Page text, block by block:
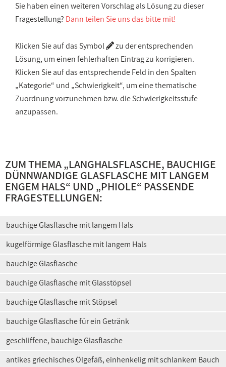
Sie haben einen weiteren Vorschlag als Lösung zu dieser
Fragestellung? Dann teilen Sie uns das bitte mit!
Klicken Sie auf das Symbol
zu der entsprechenden
Lösung, um einen fehlerhaften Eintrag zu korrigieren.
Klicken Sie auf das entsprechende Feld in den Spalten
„Kategorie“ und „Schwierigkeit“, um eine thematische
Zuordnung vorzunehmen bzw. die Schwierigkeitsstufe
anzupassen.
ZUM THEMA „LANGHALSFLASCHE, BAUCHIGE
DÜNNWANDIGE GLASFLASCHE MIT LANGEM
ENGEM HALS“ UND „PHIOLE“ PASSENDE
FRAGESTELLUNGEN:
bauchige Glasflasche mit langem Hals
kugelförmige Glasflasche mit langem Hals
bauchige Glasflasche
bauchige Glasflasche mit Glasstöpsel
bauchige Glasflasche mit Stöpsel
bauchige Glasflasche für ein Getränk
geschliffene, bauchige Glasflasche
antikes griechisches Ölgefäß, einhenkelig mit schlankem Bauch